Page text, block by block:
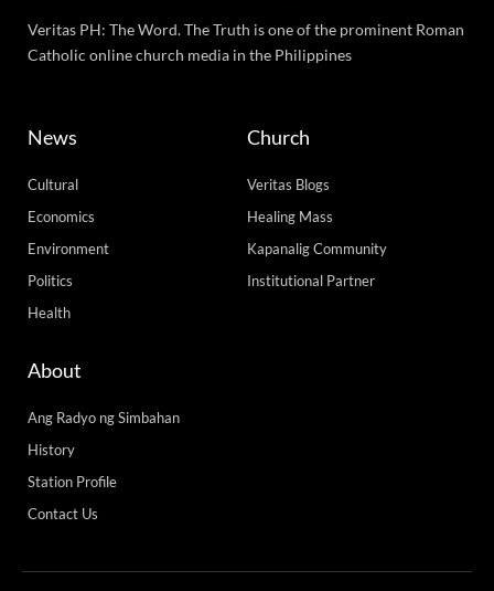
Veritas PH: The Word. The Truth is one of the prominent Roman
Catholic online church media in the Philippines
News
Cultural
Economics
Environment
Politics
Health
Church
Veritas Blogs
Healing Mass
Kapanalig Community
Institutional Partner
About
Ang Radyo ng Simbahan
History
Station Profile
Contact Us